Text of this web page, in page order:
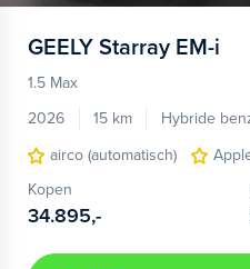
GEELY Starray EM-i
1.5 Max
2026
15 km Hybride
airco (automatisch)
Kopen
34.895,-